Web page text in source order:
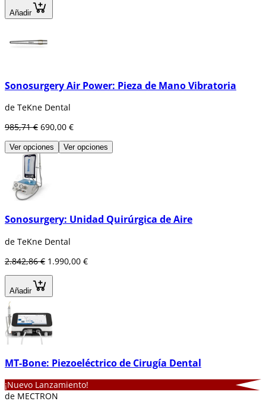
Añadir
Sonosurgery Air Power: Pieza de Mano Vibratoria
de TeKne Dental
985,71 € 690,00 €
Ver opciones Ver opciones
Sonosurgery: Unidad Quirúrgica de Aire
de TeKne Dental
2.842,86 € 1.990,00 €
Añadir
MT-Bone: Piezoeléctrico de Cirugía Dental
¡Nuevo Lanzamiento!
de MECTRON